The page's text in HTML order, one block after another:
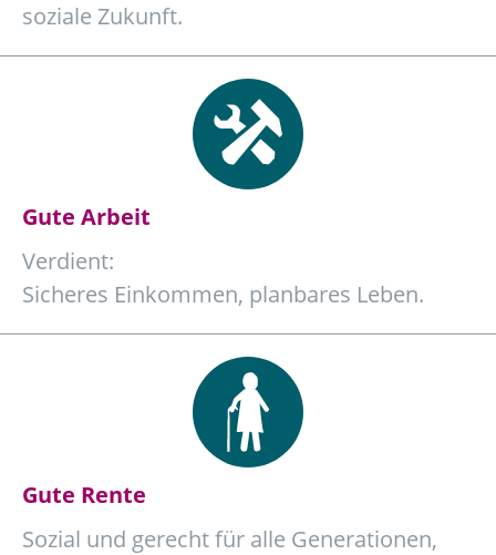
soziale Zukunft.
Gute Arbeit
Verdient:
Sicheres Einkommen, planbares Leben.
Gute Rente
Sozial und gerecht für alle Generationen,